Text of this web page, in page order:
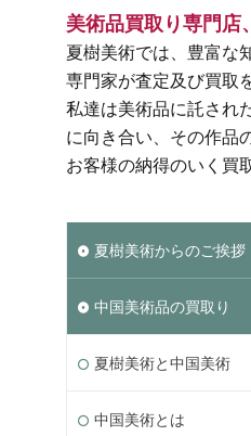
美術品買取り専門店
夏樹美術では、豊富な
専門家が査定及び買取
私達は美術品に託され
に向き合い、その作品
お客様の納得のいく買
夏樹美術からのご挨拶
中国美術品の買取り
夏樹美術と中国美術
中国美術とは